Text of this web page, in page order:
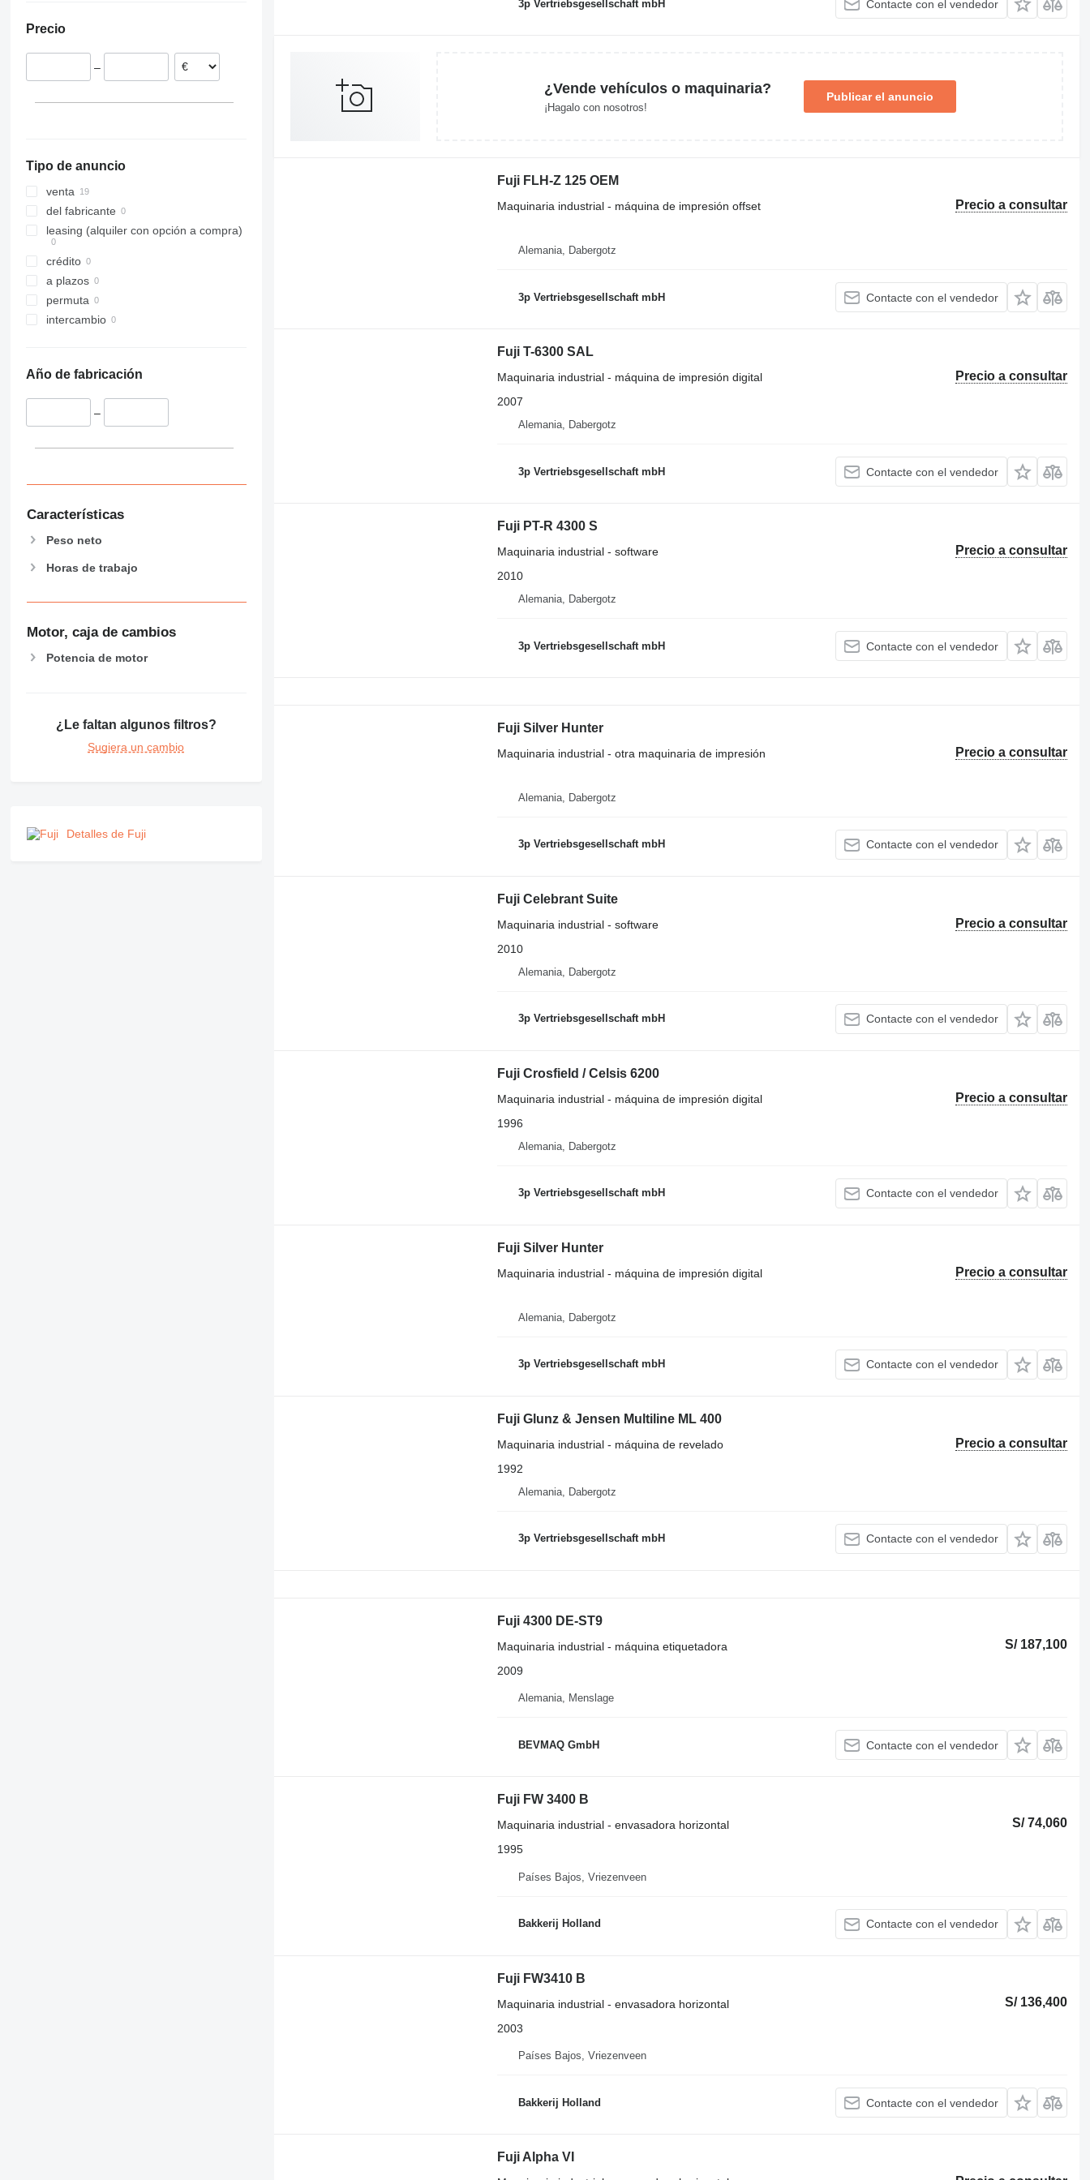
Precio
–
Tipo de anuncio
venta
del fabricante
leasing (alquiler con opción a compra)
crédito
a plazos
permuta
intercambio
Año de fabricación
–
Características
Peso neto
Horas de trabajo
Motor, caja de cambios
Potencia de motor
¿Le faltan algunos filtros?
Sugiera un cambio
Detalles de Fuji
3p Vertriebsgesellschaft mbH Contacte con el vendedor
¿Vende vehículos o maquinaria?
¡Hagalo con nosotros!
Publicar el anuncio
Fuji FLH-Z 125 OEM
Precio a consultar
Maquinaria industrial - máquina de impresión offset
Alemania, Dabergotz
3p Vertriebsgesellschaft mbH Contacte con el vendedor
Fuji T-6300 SAL
Precio a consultar
Maquinaria industrial - máquina de impresión digital
2007
Alemania, Dabergotz
3p Vertriebsgesellschaft mbH Contacte con el vendedor
Fuji PT-R 4300 S
Precio a consultar
Maquinaria industrial - software
2010
Alemania, Dabergotz
3p Vertriebsgesellschaft mbH Contacte con el vendedor
Fuji Silver Hunter
Precio a consultar
Maquinaria industrial - otra maquinaria de impresión
Alemania, Dabergotz
3p Vertriebsgesellschaft mbH Contacte con el vendedor
Fuji Celebrant Suite
Precio a consultar
Maquinaria industrial - software
2010
Alemania, Dabergotz
3p Vertriebsgesellschaft mbH Contacte con el vendedor
Fuji Crosfield / Celsis 6200
Precio a consultar
Maquinaria industrial - máquina de impresión digital
1996
Alemania, Dabergotz
3p Vertriebsgesellschaft mbH Contacte con el vendedor
Fuji Silver Hunter
Precio a consultar
Maquinaria industrial - máquina de impresión digital
Alemania, Dabergotz
3p Vertriebsgesellschaft mbH Contacte con el vendedor
Fuji Glunz & Jensen Multiline ML 400
Precio a consultar
Maquinaria industrial - máquina de revelado
1992
Alemania, Dabergotz
3p Vertriebsgesellschaft mbH Contacte con el vendedor
Fuji 4300 DE-ST9
S/ 187,100
Maquinaria industrial - máquina etiquetadora
2009
Alemania, Menslage
BEVMAQ GmbH Contacte con el vendedor
Fuji FW 3400 B
S/ 74,060
Maquinaria industrial - envasadora horizontal
1995
Países Bajos, Vriezenveen
Bakkerij Holland Contacte con el vendedor
Fuji FW3410 B
S/ 136,400
Maquinaria industrial - envasadora horizontal
2003
Países Bajos, Vriezenveen
Bakkerij Holland Contacte con el vendedor
Fuji Alpha VI